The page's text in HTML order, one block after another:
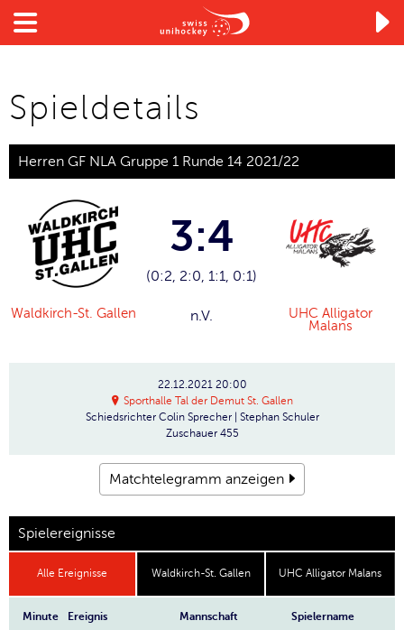

Spieldetails
Herren GF NLA Gruppe 1 Runde 14 2021/22
Waldkirch-St. Gallen
3:4
(0:2, 2:0, 1:1, 0:1)
n.V.
UHC Alligator
Malans
22.12.2021 20:00
Sporthalle Tal der Demut St. Gallen
Schiedsrichter Colin Sprecher | Stephan Schuler
Zuschauer 455
Matchtelegramm anzeigen
Spielereignisse
Alle Ereignisse Waldkirch-St. Gallen UHC Alligator Malans
Minute Ereignis Mannschaft Spielername